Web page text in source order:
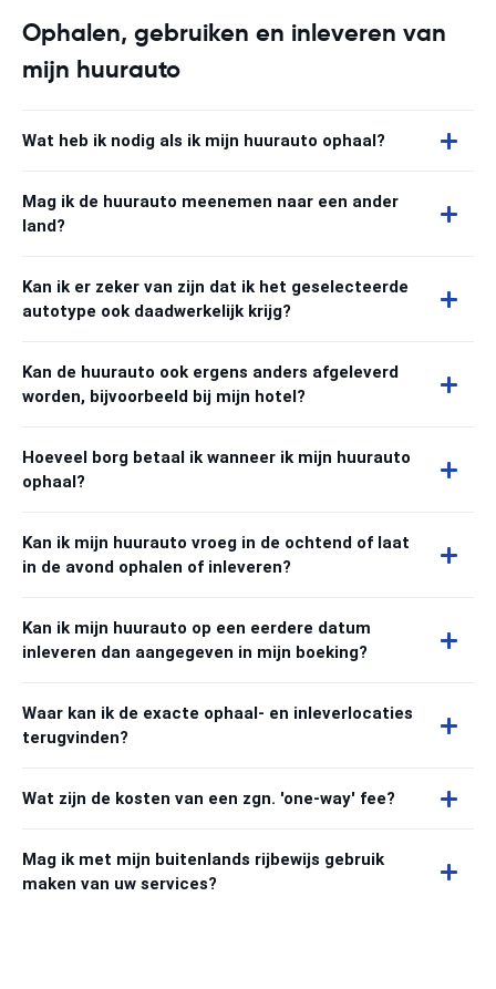
Ophalen, gebruiken en inleveren van
mijn huurauto
Wat heb ik nodig als ik mijn huurauto ophaal?
Mag ik de huurauto meenemen naar een ander
land?
Kan ik er zeker van zijn dat ik het geselecteerde
autotype ook daadwerkelijk krijg?
Kan de huurauto ook ergens anders afgeleverd
worden, bijvoorbeeld bij mijn hotel?
Hoeveel borg betaal ik wanneer ik mijn huurauto
ophaal?
Kan ik mijn huurauto vroeg in de ochtend of laat
in de avond ophalen of inleveren?
Kan ik mijn huurauto op een eerdere datum
inleveren dan aangegeven in mijn boeking?
Waar kan ik de exacte ophaal- en inleverlocaties
terugvinden?
Wat zijn de kosten van een zgn. 'one-way' fee?
Mag ik met mijn buitenlands rijbewijs gebruik
maken van uw services?